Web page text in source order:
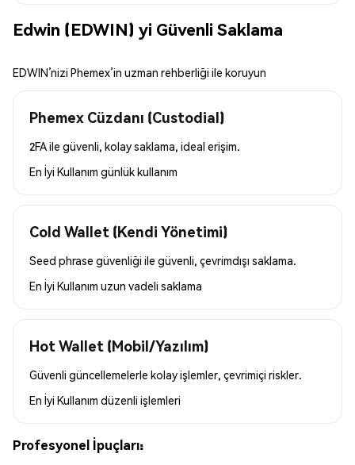
Edwin (EDWIN) yi Güvenli Saklama
EDWIN’nizi Phemex’in uzman rehberliği ile koruyun
Phemex Cüzdanı (Custodial)
2FA ile güvenli, kolay saklama, ideal erişim.
En İyi Kullanım günlük kullanım
Cold Wallet (Kendi Yönetimi)
Seed phrase güvenliği ile güvenli, çevrimdışı saklama.
En İyi Kullanım uzun vadeli saklama
Hot Wallet (Mobil/Yazılım)
Güvenli güncellemelerle kolay işlemler, çevrimiçi riskler.
En İyi Kullanım düzenli işlemleri
Profesyonel İpuçları: